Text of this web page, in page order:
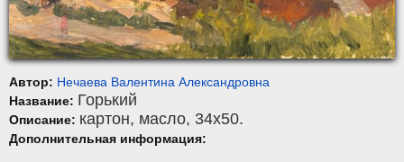
Автор: Нечаева Валентина Александровна
Название: Горький
Описание: картон, масло, 34x50.
Дополнительная информация: